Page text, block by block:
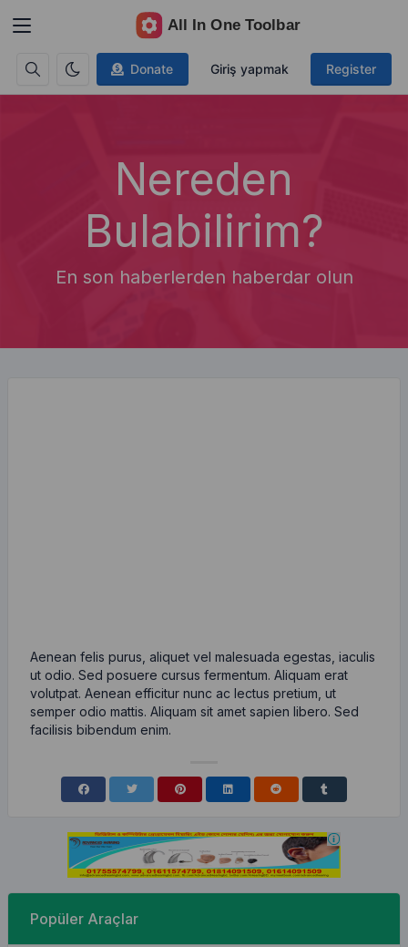
Donate Giriş yapmak Register
Nereden
Bulabilirim?
En son haberlerden haberdar olun
Aenean felis purus, aliquet vel malesuada egestas, iaculis
ut odio. Sed posuere cursus fermentum. Aliquam erat
volutpat. Aenean efficitur nunc ac lectus pretium, ut
semper odio mattis. Aliquam sit amet sapien libero. Sed
facilisis bibendum enim.
Popüler Araçlar